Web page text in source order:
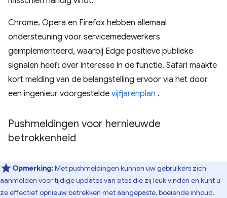
Chrome, Opera en Firefox hebben allemaal
ondersteuning voor servicemedewerkers
geïmplementeerd, waarbij Edge positieve publieke
signalen heeft over interesse in de functie. Safari maakte
kort melding van de belangstelling ervoor via het door
een ingenieur voorgestelde vijfjarenplan .
Pushmeldingen voor hernieuwde
betrokkenheid
Opmerking:Met pushmeldingen kunnen uw gebruikers zich
aanmelden voor tijdige updates van sites die zij leuk vinden en kunt u
ze effectief opnieuw betrekken met aangepaste, boeiende inhoud.